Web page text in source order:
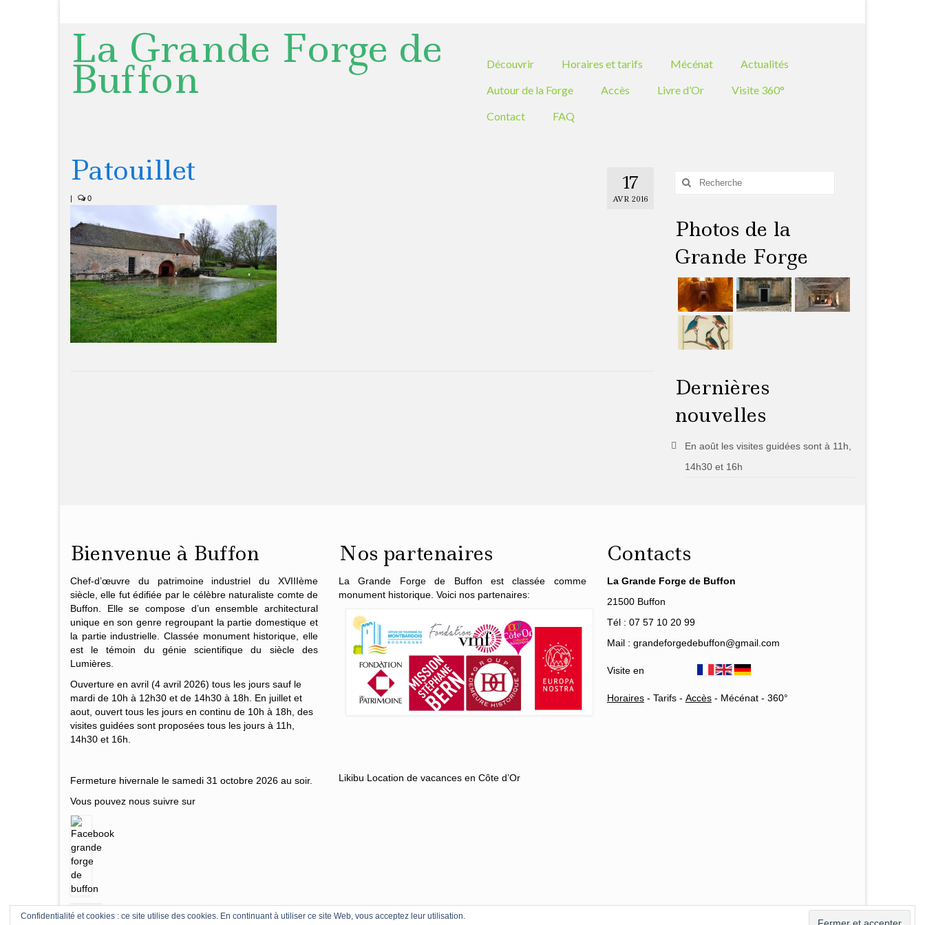
La Grande Forge de
Buffon Découvrir Horaires et tarifs Mécénat
Actualités
Autour de la Forge
Accès Livre d’Or
Visite 360°
Contact
FAQ
17
AVR 2016
Patouillet
| 0
Rechercher
Photos de la
Grande Forge
Dernières
nouvelles
En août les visites guidées sont à 11h,
14h30 et 16h
Bienvenue à Buffon
Chef-d’œuvre du patrimoine industriel du XVIIIème
siècle, elle fut édifiée par le célèbre naturaliste comte de
Buffon . Elle se compose d’un ensemble architectural
unique en son genre regroupant la partie domestique et
la partie industrielle. Classée monument historique, elle
est le témoin du génie scientifique du siècle des
Lumières.
Ouverture en avril (4 avril 2026) tous les jours sauf le
mardi de 10h à 12h30 et de 14h30 à 18h. En juillet et
aout, ouvert tous les jours en continu de 10h à 18h, des
visites guidées sont proposées tous les jours à 11h,
14h30 et 16h.
Fermeture hivernale le samedi 31 octobre 2026 au soir.
Vous pouvez nous suivre sur
Nos partenaires
La Grande Forge de Buffon est classée comme
monument historique. Voici nos partenaires:
Likibu Location de vacances en Côte d’Or
Contacts
La Grande Forge de Buffon
21500 Buffon
Tél : 07 57 10 20 99
Mail : grandeforgedebuffon@gmail.com
Visite en
Horaires- Tarifs- Accès- Mécénat- 360°
Confidentialité et cookies : ce site utilise des cookies. En continuant à utiliser ce site Web, vous acceptez leur utilisation.